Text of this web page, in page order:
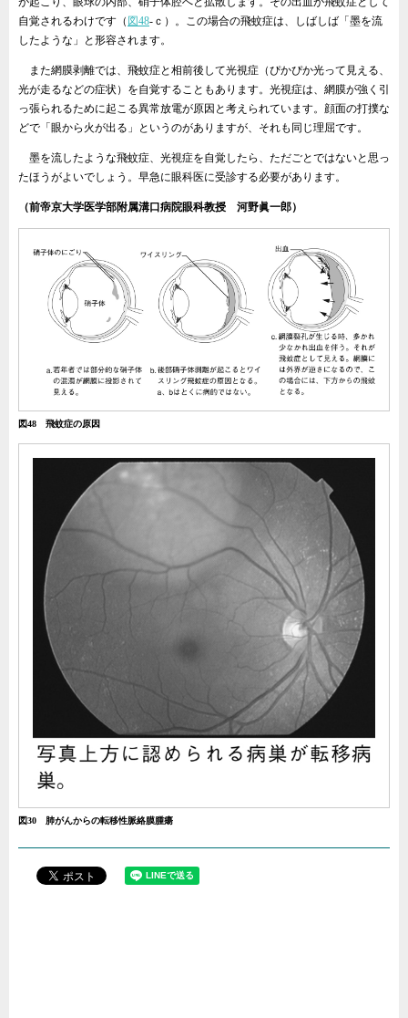
自覚されるわけです（ 図48‐ｃ）。この場合の飛蚊症は、しばしば「墨を流
したような」と形容されます。
また網膜剥離では、飛蚊症と相前後して光視症（ぴかぴか光って見える、
光が走るなどの症状）を自覚することもあります。光視症は、網膜が強く引
っ張られるために起こる異常放電が原因と考えられています。顔面の打撲な
どで「眼から火が出る」というのがありますが、それも同じ理屈です。
墨を流したような飛蚊症、光視症を自覚したら、ただごとではないと思っ
たほうがよいでしょう。早急に眼科医に受診する必要があります。
（前帝京大学医学部附属溝口病院眼科教授 河野眞一郎）
図48 飛蚊症の原因
図30 肺がんからの転移性脈絡膜腫瘍